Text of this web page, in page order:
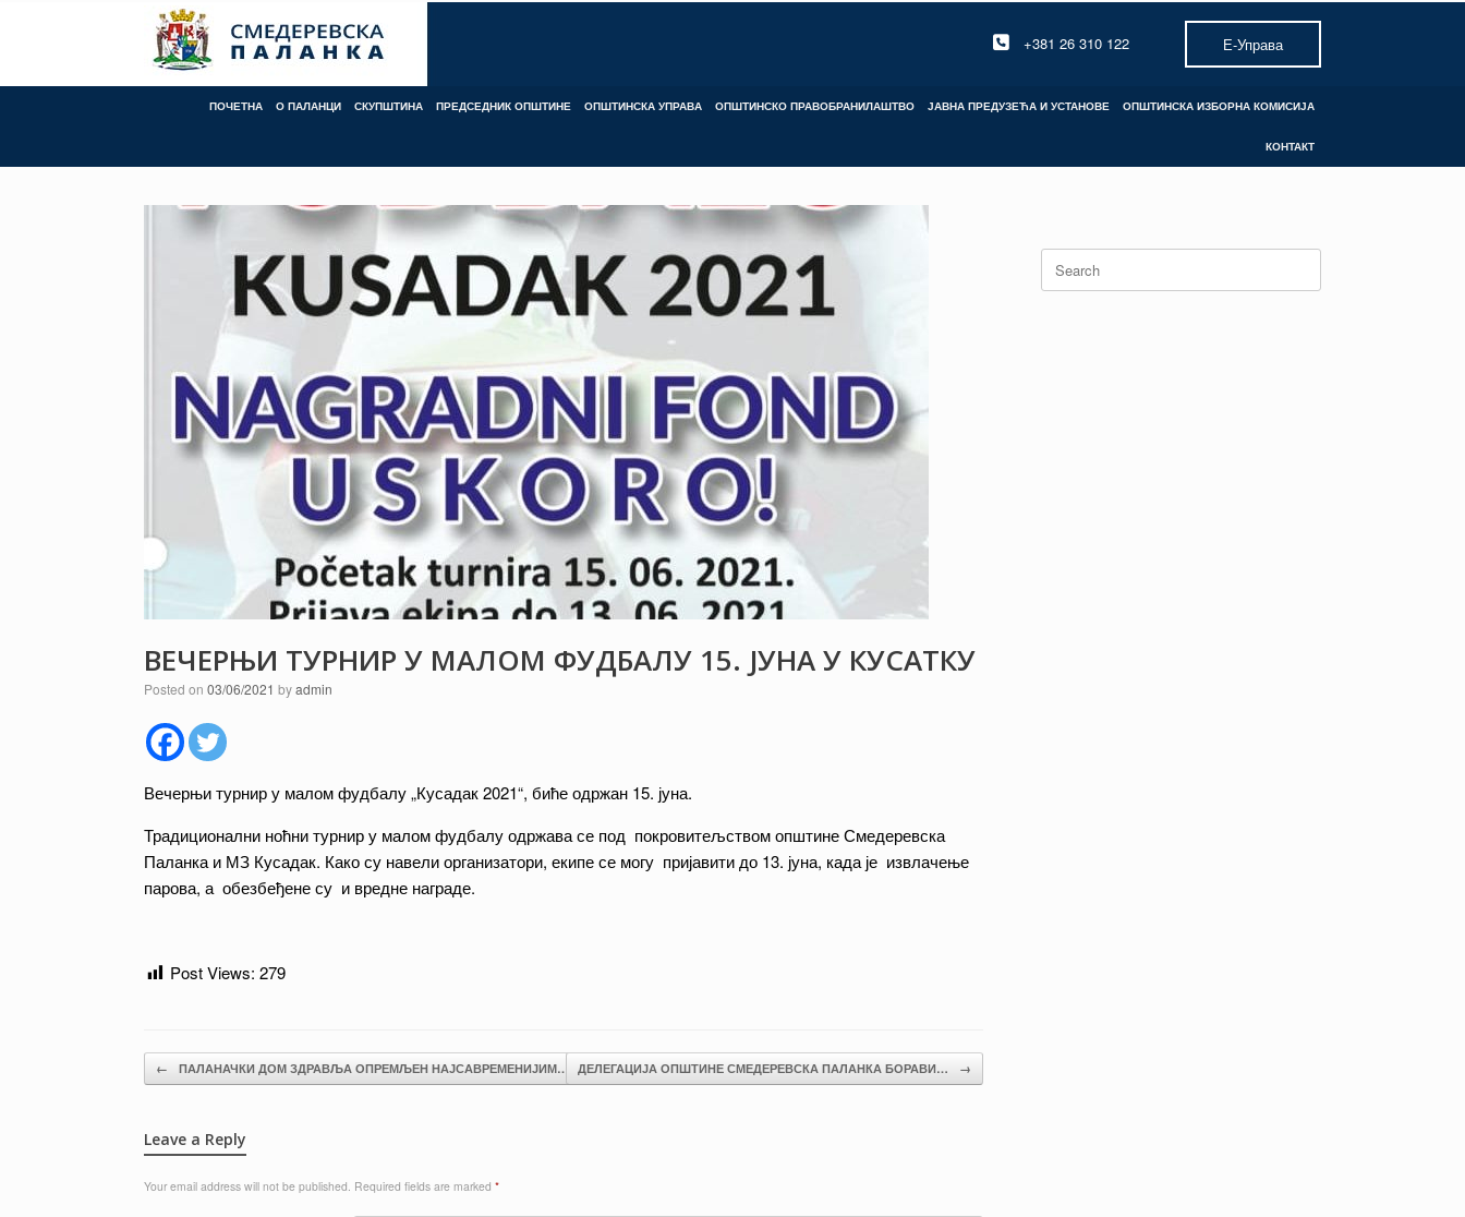
+381 26 310 122 Е-Управа
ПОЧЕТНА О ПАЛАНЦИ СКУПШТИНА ПРЕДСЕДНИК ОПШТИНЕ ОПШТИНСКА УПРАВА ОПШТИНСКО ПРАВОБРАНИЛАШТВО ЈАВНА ПРЕДУЗЕЋА И УСТАНОВЕ ОПШТИНСКА ИЗБОРНА КОМИСИЈА
КОНТАКТ
ВЕЧЕРЊИ ТУРНИР У МАЛОМ ФУДБАЛУ 15. ЈУНА У КУСАТКУ
Posted on 03/06/2021 byadmin
Вечерњи турнир у малом фудбалу „Кусадак 2021“, биће одржан 15. јуна.
Традиционални ноћни турнир у малом фудбалу одржава се под покровитељством општине Смедеревска
Паланка и МЗ Кусадак. Како су навели организатори, екипе се могу пријавити до 13. јуна, када је извлачење
парова, а обезбеђене су и вредне награде.
Post Views: 279
Post navigation
← ПАЛАНАЧКИ ДОМ ЗДРАВЉА ОПРЕМЉЕН НАЈСАВРЕМЕНИЈИМ… ДЕЛЕГАЦИЈА ОПШТИНЕ СМЕДЕРЕВСКА ПАЛАНКА БОРАВИ… →
Leave a Reply
Your email address will not be published. Required fields are marked *
Search
for: